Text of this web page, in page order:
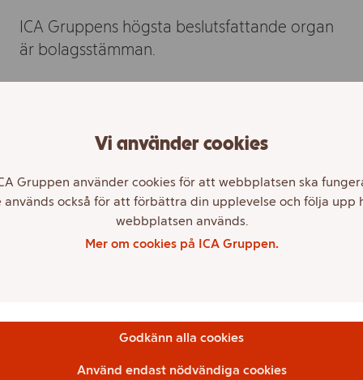
ICA Gruppens högsta beslutsfattande organ
är bolagsstämman.
rösträtt i nyckelfrågor, till exempel
disposition av bolagets resultat, beviljande av
ansvarsfrihet för styrelsens ledamöter och
verkställande direktör, val av
styrelseledamöter och revisorer samt
Vi använder cookies
Gruppen använder cookies för att webbplatsen ska
används också för att förbättra din upplevelse och följa upp
webbplatsen används.
Mer om cookies på ICA Gruppen.
Godkänn alla cookies
Använd endast nödvändiga cookies